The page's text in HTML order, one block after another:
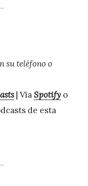
su teléfono o
| ViaSpotify o
de esta